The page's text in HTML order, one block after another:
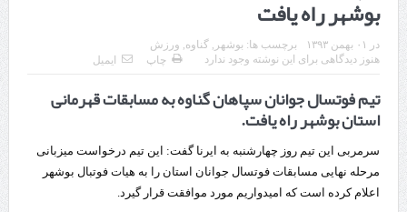
گزارش ویژه؛
طرز تهیه خورش خلال کرمانشاهی +نکات و فوت وفن‌ها
قدردانی وزیر میراث فرهنگی، گردشگری و صنایع دستی از استاندار اردبیل
استاندار اردبیل در دیدار دبیر شورای‌عالی مناطق آزاد و ویژه اقتصادی:
راه‌اندازی کامل منطقه آزاد اردبیل-بیله‌سوار و منطقه ویژه اقتصادی نمین تسریع
بوشهر راه یافت
در ۰۱ بهمن ۱۳۹۳ برچسب ها: بوشهر , گناوه, ورزش
هنوز دیدگاهی برای این نوشته وجود ندارد
چاپ ایمیل
تیم فوتسال جوانان سپاهان گناوه به مسابقات قهرمانی
استان بوشهر راه یافت.
سرمربی این تیم روز چهارشنبه به ایرنا گفت: این تیم درخواست میزبانی
مرحله نهایی مسابقات فوتسال جوانان استان را به هیات فوتبال بوشهر
اعلام کرده است که امیدواریم مورد موافقت قرار گیرد.